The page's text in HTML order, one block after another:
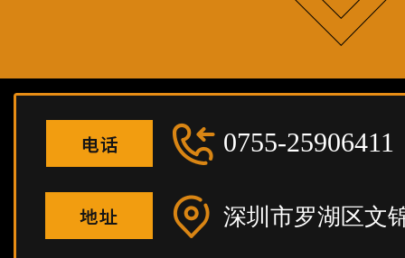
0755-25906411
深圳市罗湖区文